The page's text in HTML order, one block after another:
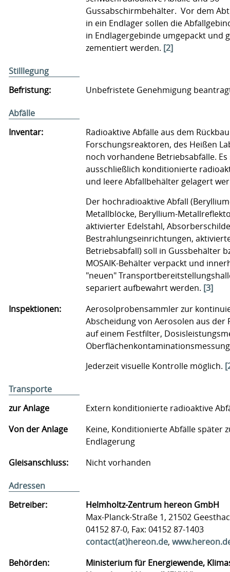
Gussabschirmbehälter. Vor dem
in ein Endlager sollen die
in Endlagergebinde umgepackt und
zementiert werden. [2]
Stilllegung
Befristung:
Unbefristete Genehmigung
Abfälle
Inventar:
Radioaktive Abfälle aus dem
Forschungsreaktoren, des Heißen
noch vorhandene Betriebsabfälle. Es
ausschließlich konditionierte
und leere Abfallbehälter gelagert
Der hochradioaktive Abfall
Metallblöcke, Beryllium-
aktivierter Edelstahl,
Bestrahlungseinrichtungen,
Betriebsabfall) soll in Gussbehälter
MOSAIK-Behälter verpackt und
"neuen"
separiert aufbewahrt werden. [3]
Inspektionen:
Aerosolprobensammler zur
Abscheidung von Aerosolen aus der
auf einem Festfilter,
Jederzeit visuelle Kontrolle möglich.
Transporte
zur Anlage
Extern konditionierte radioaktive
Von der Anlage
Keine, Konditionierte Abfälle später
Endlagerung
Gleisanschluss:
Nicht vorhanden
Adressen
Betreiber:
Helmholtz-Zentrum hereon GmbH
Max-Planck-Straße 1, 21502
04152 87-0, Fax: 04152 87-1403
contact(at)hereon.de,
Behörden:
Ministerium für Energiewende,